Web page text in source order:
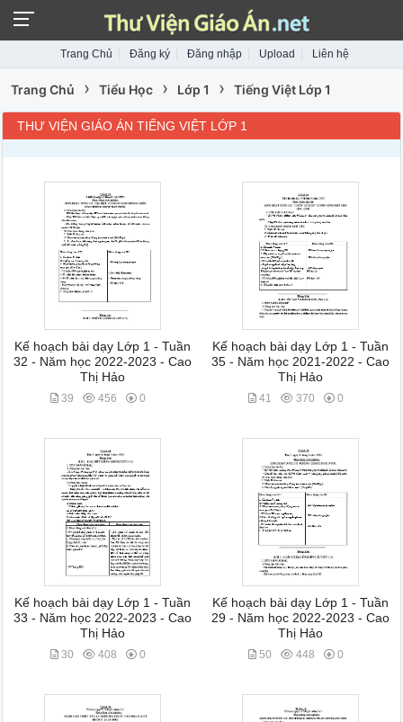
Trang Chủ Đăng ký Đăng nhập Upload Liên hệ
Trang Chủ › Tiểu Học › Lớp 1 › Tiếng Việt Lớp 1
THƯ VIỆN GIÁO ÁN TIẾNG VIỆT LỚP 1
Kế hoạch bài dạy Lớp 1 - Tuần
32 - Năm học 2022-2023 - Cao
Thị Hảo
39 456 0
Kế hoạch bài dạy Lớp 1 - Tuần
35 - Năm học 2021-2022 - Cao
Thị Hảo
41 370 0
Kế hoạch bài dạy Lớp 1 - Tuần
33 - Năm học 2022-2023 - Cao
Thị Hảo
30 408 0
Kế hoạch bài dạy Lớp 1 - Tuần
29 - Năm học 2022-2023 - Cao
Thị Hảo
50 448 0